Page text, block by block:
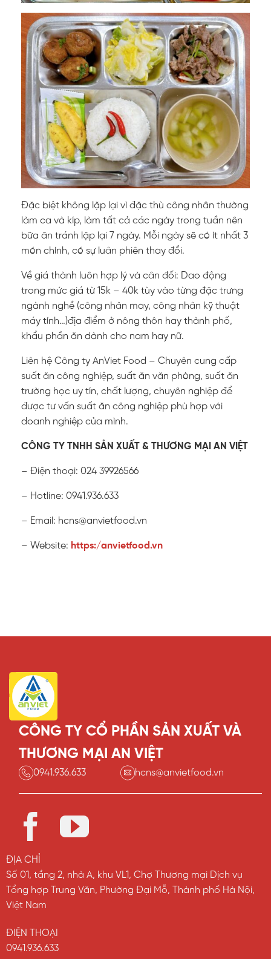
Đặc biệt không lặp lại vì đặc thù công nhân thường
làm ca và kíp, làm tất cả các ngày trong tuần nên
bữa ăn tránh lặp lại 7 ngày. Mỗi ngày sẽ có ít nhất 3
món chính, có sự luân phiên thay đổi.
Về giá thành luôn hợp lý và cân đối: Dao động
trong mức giá từ 15k – 40k tùy vào từng đặc trưng
ngành nghề (công nhân may, công nhân kỹ thuật
máy tính…)địa điểm ở nông thôn hay thành phố,
khẩu phần ăn dành cho nam hay nữ.
Liên hệ Công ty AnViet Food – Chuyên cung cấp
suất ăn công nghiệp, suất ăn văn phòng, suất ăn
trường học uy tín, chất lượng, chuyên nghiệp để
được tư vấn suất ăn công nghiệp phù hợp với
doanh nghiệp của mình.
CÔNG TY TNHH SẢN XUẤT & THƯƠNG MẠI AN VIỆT
– Điện thoại: 024 39926566
– Hotline: 0941.936.633
– Email: hcns@anvietfood.vn
– Website: https:/anvietfood.vn
CÔNG TY CỔ PHẦN SẢN XUẤT VÀ
THƯƠNG MẠI AN VIỆT
0941.936.633 hcns@anvietfood.vn
ĐỊA CHỈ
Số 01, tầng 2, nhà A, khu VL1, Chợ Thương mại Dịch vụ
Tổng hợp Trung Văn, Phường Đại Mỗ, Thành phố Hà Nội,
Việt Nam
ĐIỆN THOẠI
0941.936.633